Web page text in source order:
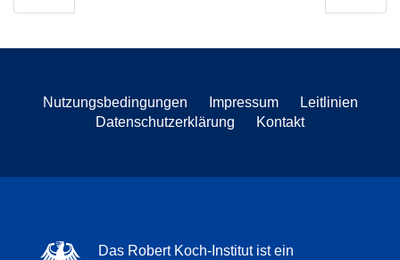
Nutzungsbedingungen Impressum
Leitlinien
Datenschutzerklärung
Kontakt
Das Robert Koch-Institut ist ein